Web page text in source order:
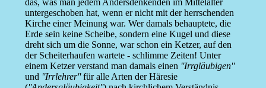
das, was man jedem Andersdenkenden im Mittelalter
untergeschoben hat, wenn er nicht mit der herrschenden
Kirche einer Meinung war. Wer damals behauptete, die
Erde sein keine Scheibe, sondern eine Kugel und diese
dreht sich um die Sonne, war schon ein Ketzer, auf den
der Scheiterhaufen wartete - schlimme Zeiten! Unter
einem Ketzer verstand man damals einen ''Irrgläubigen''
und ''Irrlehrer''für alle Arten der Häresie